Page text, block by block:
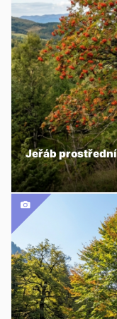
Jeřáb prostřední